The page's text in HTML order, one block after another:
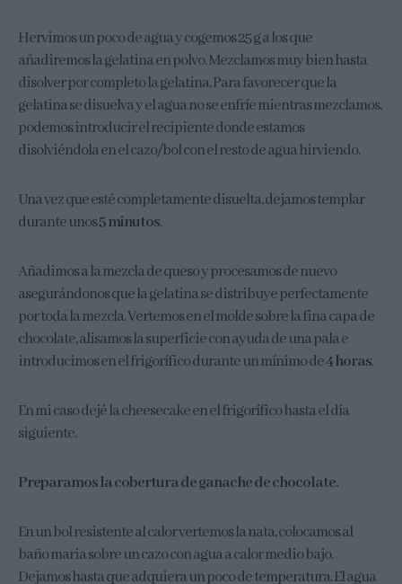
Hervimos un poco de agua y cogemos 25 g a los que
añadiremos la gelatina en polvo. Mezclamos muy bien hasta
disolver por completo la gelatina. Para favorecer que la
gelatina se disuelva y el agua no se enfríe mientras mezclamos,
podemos introducir el recipiente donde estamos
disolviéndola en el cazo/bol con el resto de agua hirviendo.
Una vez que esté completamente disuelta, dejamos templar
durante unos5 minutos.
Añadimos a la mezcla de queso y procesamos de nuevo
asegurándonos que la gelatina se distribuye perfectamente
por toda la mezcla. Vertemos en el molde sobre la fina capa de
chocolate, alisamos la superficie con ayuda de una pala e
introducimos en el frigorífico durante un mínimo de4 horas.
En mi caso dejé la cheesecake en el frigorífico hasta el día
siguiente.
Preparamos la cobertura de ganache de chocolate.
En un bol resistente al calor vertemos la nata, colocamos al
baño maria sobre un cazo con agua a calor medio bajo.
Dejamos hasta que adquiera un poco de temperatura. El agua